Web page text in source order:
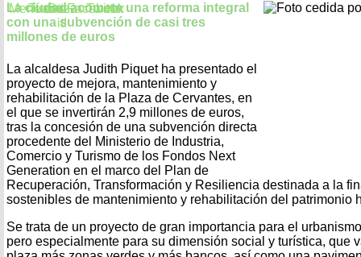
La ciudad acomete una reforma integral
con una subvención de casi tres
millones de euros
La alcaldesa Judith Piquet ha presentado el
proyecto de mejora, mantenimiento y
rehabilitación de la Plaza de Cervantes, en
el que se invertirán 2,9 millones de euros,
tras la concesión de una subvención directa
procedente del Ministerio de Industria,
Comercio y Turismo de los Fondos Next
Generation en el marco del Plan de
Recuperación, Transformación y Resiliencia destinada a la
sostenibles de mantenimiento y rehabilitación del patrimonio
Se trata de un proyecto de gran importancia para el
pero especialmente para su dimensión social y turística, que